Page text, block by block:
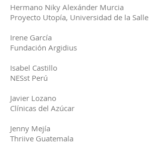
Hermano Niky Alexánder Murcia
Proyecto Utopía, Universidad de la Salle
Irene García
Fundación Argidius
Isabel Castillo
NESst Perú
Javier Lozano
Clínicas del Azúcar
Jenny Mejía
Thriive Guatemala